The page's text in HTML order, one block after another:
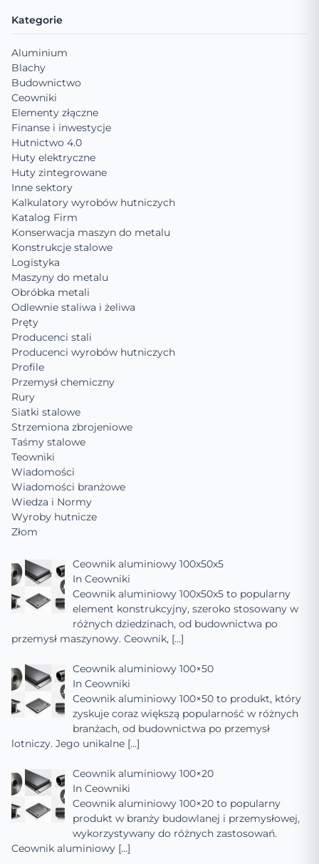
Kategorie
Aluminium
Blachy
Budownictwo
Ceowniki
Elementy złączne
Finanse i inwestycje
Hutnictwo 4.0
Huty elektryczne
Huty zintegrowane
Inne sektory
Kalkulatory wyrobów hutniczych
Katalog Firm
Konserwacja maszyn do metalu
Konstrukcje stalowe
Logistyka
Maszyny do metalu
Obróbka metali
Odlewnie staliwa i żeliwa
Pręty
Producenci stali
Producenci wyrobów hutniczych
Profile
Przemysł chemiczny
Rury
Siatki stalowe
Strzemiona zbrojeniowe
Taśmy stalowe
Teowniki
Wiadomości
Wiadomości branżowe
Wiedza i Normy
Wyroby hutnicze
Złom
Ceownik aluminiowy 100x50x5
In Ceowniki
Ceownik aluminiowy 100x50x5 to popularny
element konstrukcyjny, szeroko stosowany w
różnych dziedzinach, od budownictwa po
przemysł maszynowy. Ceownik, […]
Ceownik aluminiowy 100×50
In Ceowniki
Ceownik aluminiowy 100×50 to produkt, który
zyskuje coraz większą popularność w różnych
branżach, od budownictwa po przemysł
lotniczy. Jego unikalne […]
Ceownik aluminiowy 100×20
In Ceowniki
Ceownik aluminiowy 100×20 to popularny
produkt w branży budowlanej i przemysłowej,
wykorzystywany do różnych zastosowań.
Ceownik aluminiowy […]